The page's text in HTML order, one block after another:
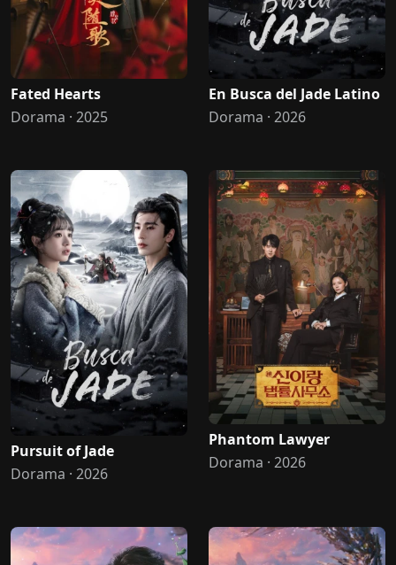
Fated Hearts
Dorama · 2025
En Busca del Jade Latino
Dorama · 2026
Pursuit of Jade
Dorama · 2026
Phantom Lawyer
Dorama · 2026